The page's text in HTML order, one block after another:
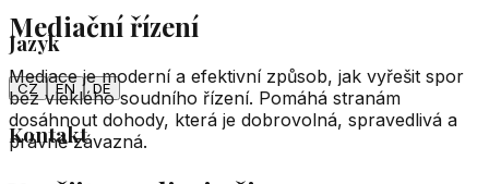
Jazyk
CZ EN DE
Kontakt
Mediační řízení
Mediace je moderní a efektivní způsob, jak vyřešit spor
bez vleklého soudního řízení. Pomáhá stranám
dosáhnout dohody, která je dobrovolná, spravedlivá a
právně závazná.